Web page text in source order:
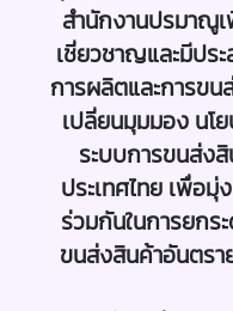
สำนักงานปรมาณู
เชี่ยวชาญและมีปร
การผลิตและการขน
เปลี่ยนมุมมอง นโ
ระบบการขนส่ง
ประเทศไทย เพื่อ
ร่วมกันในการยกร
ขนส่งสินค้าอันตรา